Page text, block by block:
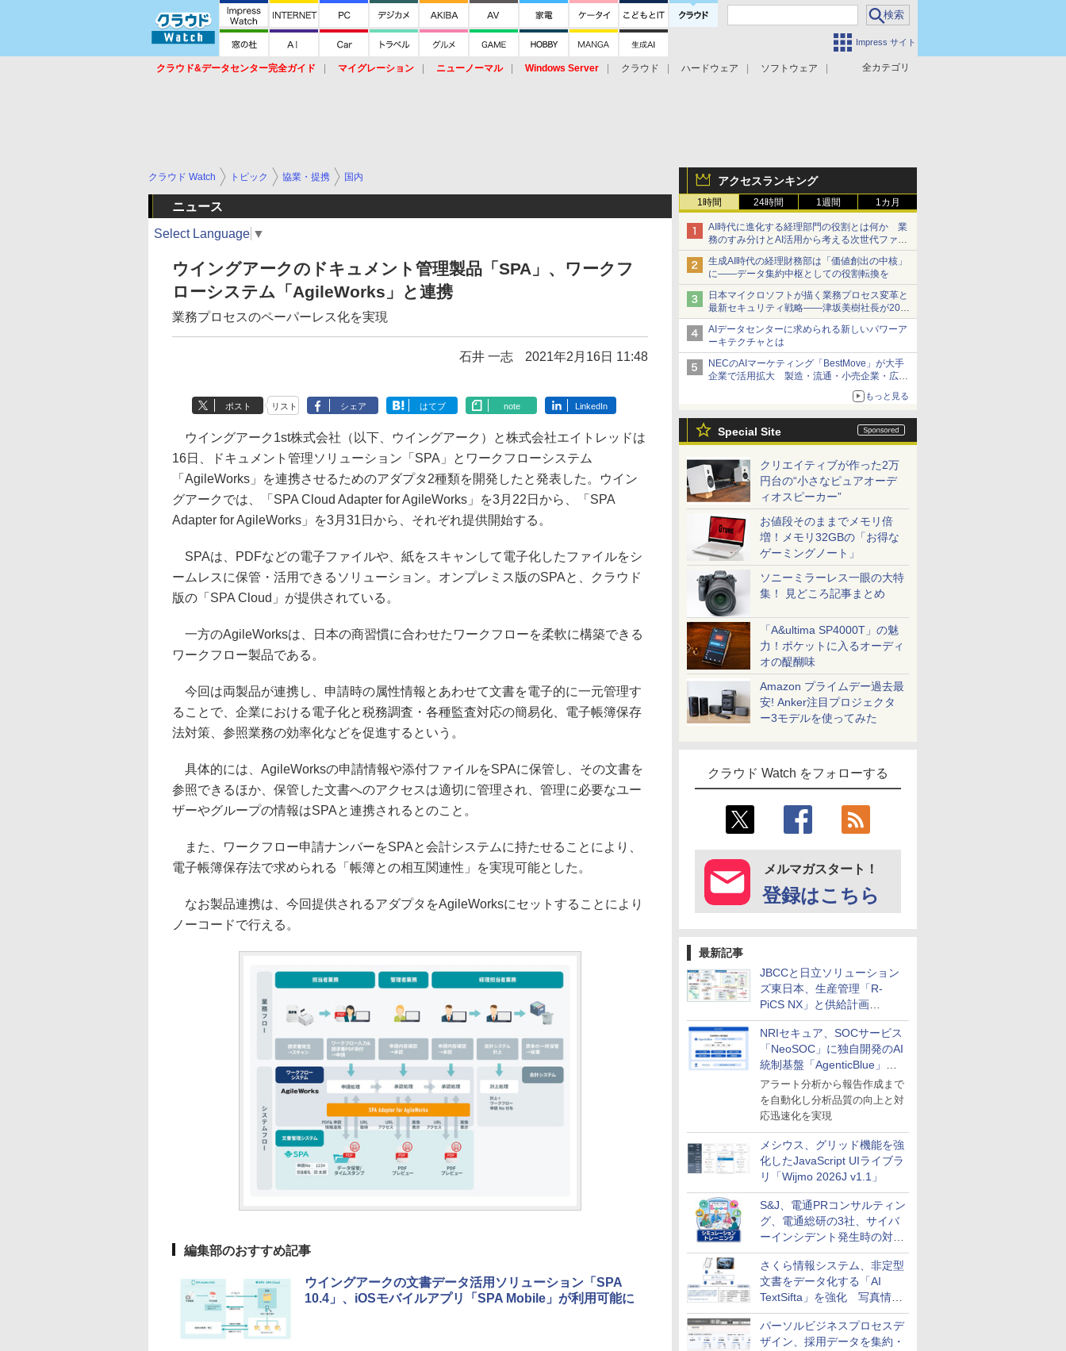
Impress サイト
全カテゴリ
クラウド&データセンター完全ガイド マイグレーション ニューノーマル Windows Server クラウド ハードウェア
ソフトウェア
アクセスランキング
1時間 24時間 1週間 1カ月
AI時代に進化する経理部門の役割とは何か 業
務のすみ分けとAI活用から考える次世代ファイ
ナンス戦略
生成AI時代の経理財務部は「価値創出の中核」
に――データ集約中枢としての役割転換を
日本マイクロソフトが描く業務プロセス変革と
最新セキュリティ戦略――津坂美樹社長が2027
年度戦略を説明
AIデータセンターに求められる新しいパワーア
ーキテクチャとは
NECのAIマーケティング「BestMove」が大手
企業で活用拡大 製造・流通・小売企業・広告
もっと見る
Special Site
クリエイティブが作った2万
円台の“小さなピュアオーデ
ィオスピーカー”
お値段そのままでメモリ倍
増！メモリ32GBの「お得な
ゲーミングノート」
ソニーミラーレス一眼の大特
集！ 見どころ記事まとめ
「A&ultima SP4000T」の魅
力！ポケットに入るオーディ
オの醍醐味
Amazon プライムデー過去最
安! Anker注目プロジェクタ
ー3モデルを使ってみた
クラウド Watch をフォローする
メルマガスタート！
登録はこちら
最新記事
JBCCと日立ソリューション
ズ東日本、生産管理「R-
PiCS NX」と供給計画
「scSQUARE ISP」の連携サ
ービスを提供開始
NRIセキュア、SOCサービス
「NeoSOC」に独自開発のAI
統制基盤「AgenticBlue」を
導入
アラート分析から報告作成まで
を自動化し分析品質の向上と対
応迅速化を実現
メシウス、グリッド機能を強
化したJavaScript UIライブラ
リ「Wijmo 2026J v1.1」
S&J、電通PRコンサルティン
グ、電通総研の3社、サイバ
ーインシデント発生時の対応
と危機管理広報を一体的に訓
練するプログラムを提供
さくら情報システム、非定型
文書をデータ化する「AI
TextSifta」を強化 写真情報
のデータ化などに対応
パーソルビジネスプロセスデ
ザイン、採用データを集約・
クラウド Watch トピック 協業・提携 国内
ニュース
Select Language ▼
ウイングアークのドキュメント管理製品「SPA」、ワークフ
ローシステム「AgileWorks」と連携
業務プロセスのペーパーレス化を実現
石井 一志 2021年2月16日 11:48
ポスト リスト シェア はてブ note LinkedIn
ウイングアーク1st株式会社（以下、ウイングアーク）と株式会社エイトレッドは
16日、ドキュメント管理ソリューション「SPA」とワークフローシステム
「AgileWorks」を連携させるためのアダプタ2種類を開発したと発表した。ウイン
グアークでは、「SPA Cloud Adapter for AgileWorks」を3月22日から、「SPA
Adapter for AgileWorks」を3月31日から、それぞれ提供開始する。
SPAは、PDFなどの電子ファイルや、紙をスキャンして電子化したファイルをシ
ームレスに保管・活用できるソリューション。オンプレミス版のSPAと、クラウド
版の「SPA Cloud」が提供されている。
一方のAgileWorksは、日本の商習慣に合わせたワークフローを柔軟に構築できる
ワークフロー製品である。
今回は両製品が連携し、申請時の属性情報とあわせて文書を電子的に一元管理す
ることで、企業における電子化と税務調査・各種監査対応の簡易化、電子帳簿保存
法対策、参照業務の効率化などを促進するという。
具体的には、AgileWorksの申請情報や添付ファイルをSPAに保管し、その文書を
参照できるほか、保管した文書へのアクセスは適切に管理され、管理に必要なユー
ザーやグループの情報はSPAと連携されるとのこと。
また、ワークフロー申請ナンバーをSPAと会計システムに持たせることにより、
電子帳簿保存法で求められる「帳簿との相互関連性」を実現可能とした。
なお製品連携は、今回提供されるアダプタをAgileWorksにセットすることにより
ノーコードで行える。
編集部のおすすめ記事
ウイングアークの文書データ活用ソリューション「SPA
10.4」、iOSモバイルアプリ「SPA Mobile」が利用可能に